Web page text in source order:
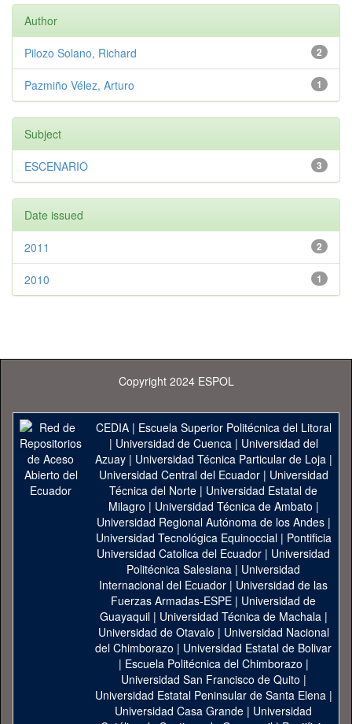
Author
2
Pilozo Solano, Richard
1
Pazmiño Vélez, Arturo
Subject
3
ESCENARIO
Date issued
2
2011
1
2010
Copyright 2024 ESPOL
CEDIA| Escuela Superior Politécnica del Litoral
| Universidad de Cuenca| Universidad del
Azuay| Universidad Técnica Particular de Loja|
Universidad Central del Ecuador| Universidad
Técnica del Norte | Universidad Estatal de
Milagro | Universidad Técnica de Ambato |
Universidad Regional Autónoma de los Andes|
Universidad Tecnológica Equinoccial| Pontificia
Universidad Catolica del Ecuador | Universidad
Politécnica Salesiana | Universidad
Internacional del Ecuador | Universidad de las
Fuerzas Armadas-ESPE | Universidad de
Guayaquil| Universidad Técnica de Machala|
Universidad de Otavalo | Universidad Nacional
del Chimborazo | Universidad Estatal de Bolivar
| Escuela Politécnica del Chimborazo |
Universidad San Francisco de Quito |
Universidad Estatal Peninsular de Santa Elena|
Universidad Casa Grande | Universidad